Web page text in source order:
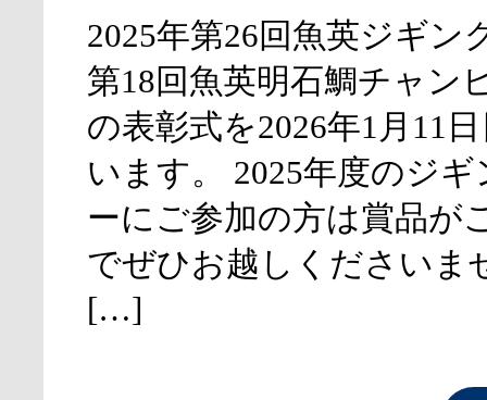
2025年第26回魚英ジギン
第18回魚英明石鯛チャン
の表彰式を2026年1月11
います。 2025年度のジ
ーにご参加の方は賞品が
でぜひお越しくださいま
[…]